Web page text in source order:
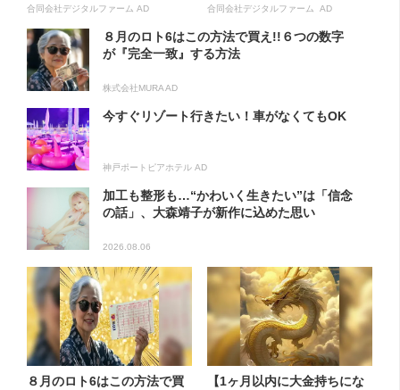
合同会社デジタルファーム AD 合同会社デジタルファーム AD
８月のロト6はこの方法で買え!!６つの数字
が『完全一致』する方法
株式会社MURA AD
今すぐリゾート行きたい！車がなくてもOK
神戸ポートピアホテル AD
加工も整形も…“かわいく生きたい”は「信念
の話」、大森靖子が新作に込めた思い
2026.08.06
８月のロト6はこの方法で買
【1ヶ月以内に大金持ちにな